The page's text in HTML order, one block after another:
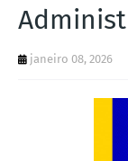
A
janeiro 08, 2026